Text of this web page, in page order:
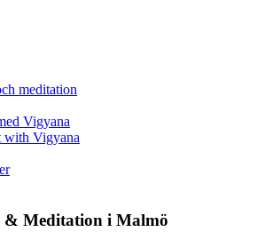
meditation
Vigyana
with Vigyana
& Meditation i Malmö